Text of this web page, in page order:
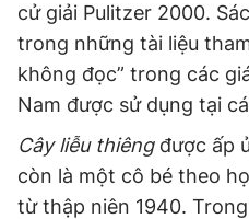
cử giải Pulitzer 2000.
trong những tài liệu
không đọc” trong các
Nam được sử dụng tại
Cây liễu thiêngđược ấp
còn là một cô bé theo
từ thập niên 1940.